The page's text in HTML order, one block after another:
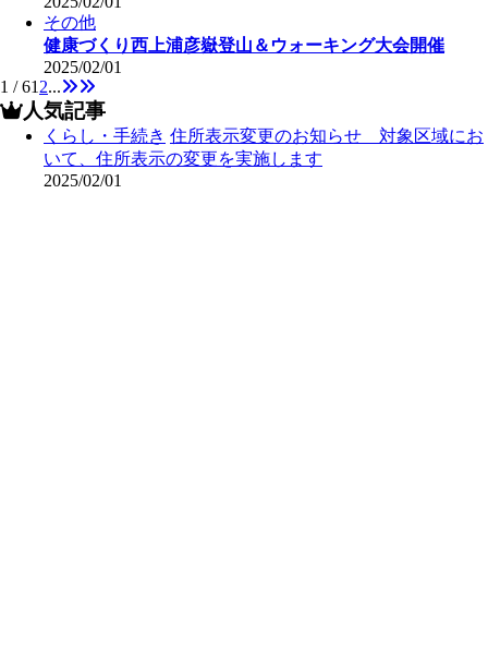
その他
健康づくり西上浦彦嶽登山＆ウォーキング大会開催
2025/02/01
1 / 61 2...
人気記事
くらし・手続き 住所表示変更のお知らせ 対象区域にお
いて、住所表示の変更を実施します
2025/02/01